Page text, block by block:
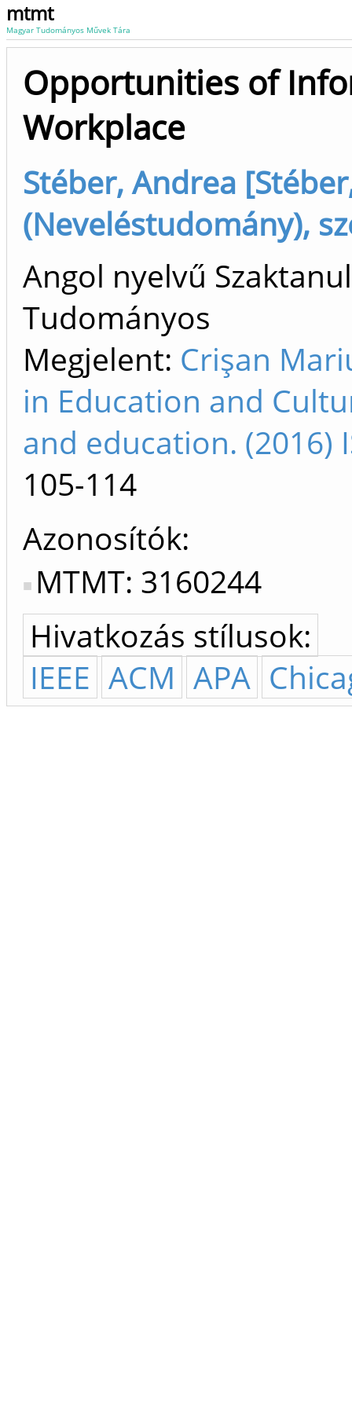
mtmt
Magyar Tudományos Művek Tára
Opportunities of
Workplace
Stéber, Andrea
(Neveléstudomány),
Angol nyelvű
Tudományos
Megjelent: Crişan
in Education and
and education. (2016)
105-114
Azonosítók
MTMT: 3160244
Hivatkozás stílusok:
IEEE ACM APA